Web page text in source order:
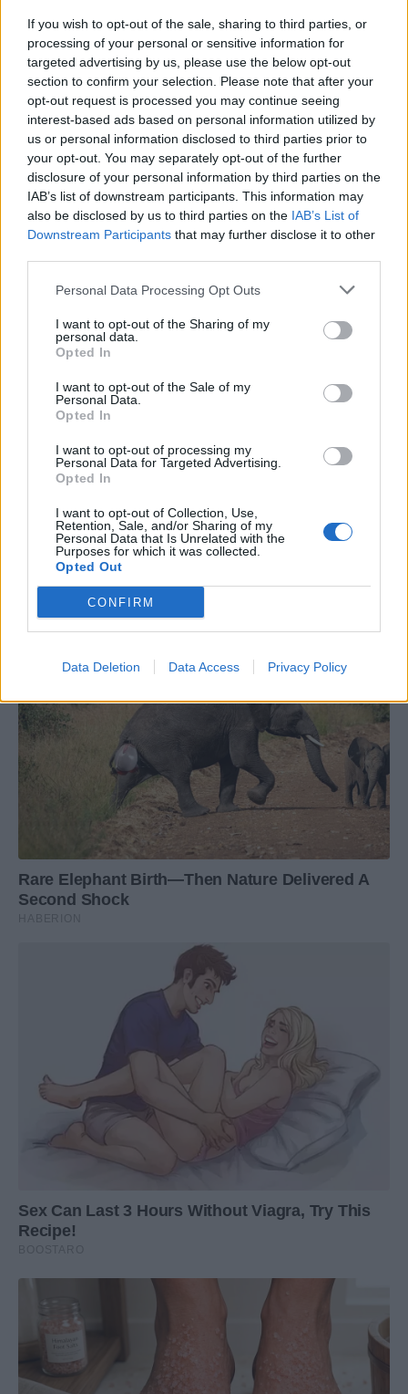
If you wish to opt-out of the sale, sharing to third parties, or
processing of your personal or sensitive information for
targeted advertising by us, please use the below opt-out
section to confirm your selection. Please note that after your
opt-out request is processed you may continue seeing
interest-based ads based on personal information utilized by
us or personal information disclosed to third parties prior to
your opt-out. You may separately opt-out of the further
disclosure of your personal information by third parties on the
IAB’s list of downstream participants. This information may
also be disclosed by us to third parties on the IAB’s List of
Downstream Participants that may further disclose it to other
Personal Data Processing Opt Outs
I want to opt-out of the Sharing of my
personal data.
Opted In
I want to opt-out of the Sale of my
Personal Data.
Opted In
I want to opt-out of processing my
Personal Data for Targeted Advertising.
Opted In
I want to opt-out of Collection, Use,
Retention, Sale, and/or Sharing of my
Personal Data that Is Unrelated with the
Purposes for which it was collected.
Opted Out
CONFIRM
Data Deletion Data Access Privacy Policy